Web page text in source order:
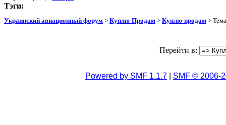
Тэги:
Украинский авиационный форум > Куплю-Продам > Куплю-продам >
Перейти в:
Powered by SMF 1.1.7 SMF © 2006-